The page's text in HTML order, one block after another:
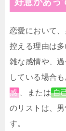
恋愛において
控える理由は
雑な感情や、
している場合
感
、または 自
のリストは、
す。